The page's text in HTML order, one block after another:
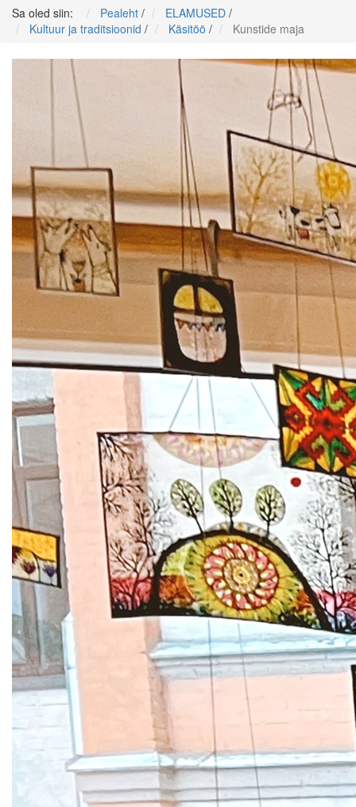
Sa oled siin:
Pealeht / ELAMUSED /
Kultuur ja traditsioonid / Käsitöö / Kunstide maja